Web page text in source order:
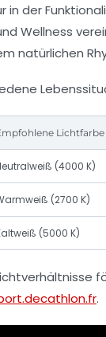
in der
Wellness
natürlichen
Lichtfarbe
(4000 K)
(2700 K)
(5000 K)
.